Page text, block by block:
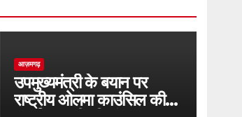
आज़मगढ़
उपमुख्यमंत्री के बयान पर
राष्ट्रीय ओलमा काउंसिल की